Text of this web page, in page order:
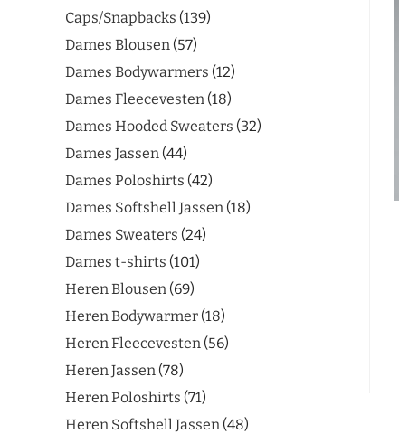
Caps/Snapbacks 139
Dames Blousen 57
Dames Bodywarmers 12
Dames Fleecevesten 18
Dames Hooded Sweaters 32
Dames Jassen 44
Dames Poloshirts 42
Dames Softshell Jassen 18
Dames Sweaters 24
Dames t-shirts 101
Heren Blousen 69
Heren Bodywarmer 18
Heren Fleecevesten 56
Heren Jassen 78
Heren Poloshirts 71
Heren Softshell Jassen 48